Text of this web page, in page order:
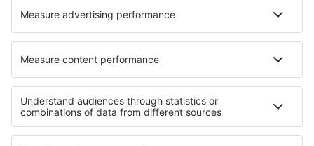
easyJet
eSky
Felhasználási feltételek
Foglalásaim
Adatvédelmi Irányelvek
Segítség és kapcsolat